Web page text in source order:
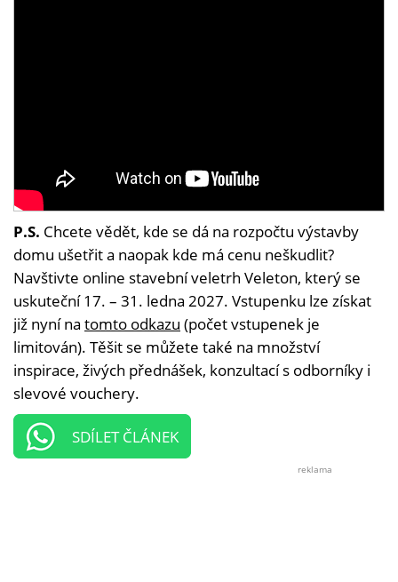
P.S. Chcete vědět, kde se dá na rozpočtu výstavby
domu ušetřit a naopak kde má cenu neškudlit?
Navštivte online stavební veletrh Veleton, který se
uskuteční 17. – 31. ledna 2027. Vstupenku lze získat
již nyní na tomto odkazu (počet vstupenek je
limitován). Těšit se můžete také na množství
inspirace, živých přednášek, konzultací s odborníky i
slevové vouchery.
SDÍLET ČLÁNEK
reklama